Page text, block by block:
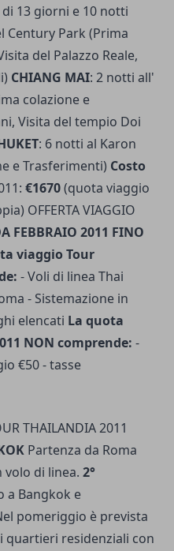
13 giorni e 10 notti
Century Park (Prima
del Palazzo Reale,
CHIANG MAI: 2 notti all'
colazione e
Visita del tempio Doi
: 6 notti al Karon
e Trasferimenti) Costo
€1670(quota viaggio
OFFERTA VIAGGIO
FEBBRAIO 2011 FINO
viaggio Tour
- Voli di linea Thai
- Sistemazione in
elencati La quota
NON comprende: -
€50 - tasse
THAILANDIA 2011
Partenza da Roma
volo di linea. 2°
a Bangkok e
pomeriggio è prevista
quartieri residenziali con